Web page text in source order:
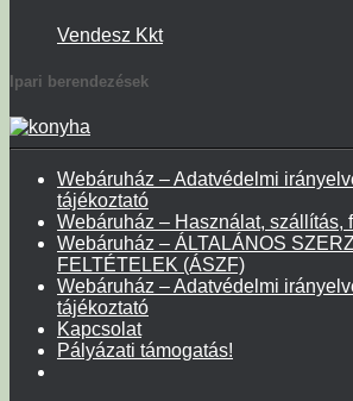
Vendesz Kkt
Ipari berendezések
Webáruház – Adatvédelmi
tájékoztató
Webáruház – Használat, szállítás,
Webáruház – ÁLTALÁNOS
FELTÉTELEK (ÁSZF)
Webáruház – Adatvédelmi
tájékoztató
Kapcsolat
Pályázati támogatás!